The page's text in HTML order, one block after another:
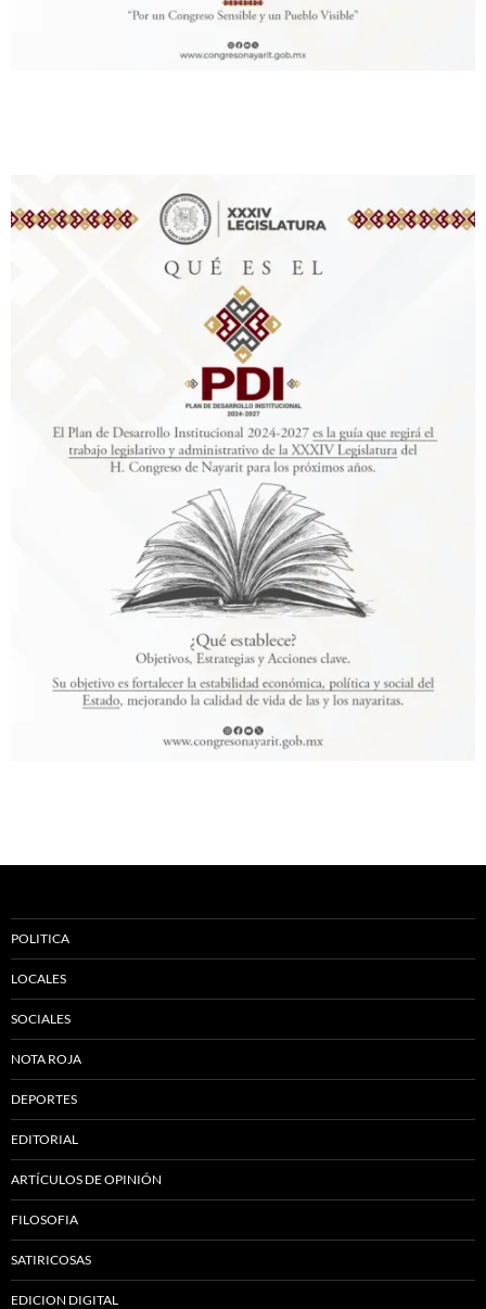
POLITICA
LOCALES
SOCIALES
NOTA ROJA
DEPORTES
EDITORIAL
ARTÍCULOS DE OPINIÓN
FILOSOFIA
SATIRICOSAS
EDICION DIGITAL